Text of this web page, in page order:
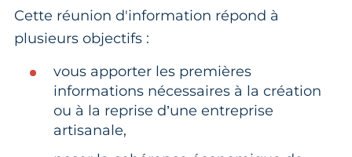
Cette réunion d'information répond à
plusieurs objectifs :
vous apporter les premières
informations nécessaires à la création
ou à la reprise d’une entreprise
artisanale,